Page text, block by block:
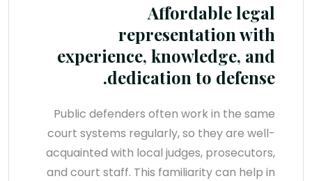
Affordable legal
representation with
experience, knowledge, and
dedication to defense.
Public defenders often work in the same
court systems regularly, so they are well-
acquainted with local judges, prosecutors,
and court staff. This familiarity can help in